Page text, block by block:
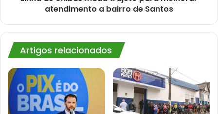
atendimento a bairro de Santos
Artigos relacionados